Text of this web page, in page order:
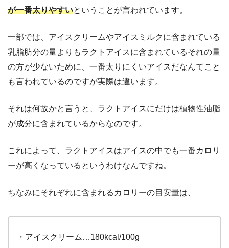
が一番太りやすいということが言われています。
一部では、アイスクリームやアイスミルクに含まれている
乳脂肪分の量よりもラクトアイスに含まれているそれの量
の方が少ないために、一番太りにくいアイスだなんてこと
も言われているのですが実際は違います。
それは何故かと言うと、ラクトアイスにだけは植物性油脂
が成分に含まれているからなのです。
これによって、ラクトアイスはアイスの中でも一番カロリ
ーが高くなっているというわけなんですね。
ちなみにそれぞれに含まれるカロリーの目安量は、
・アイスクリーム…180kcal/100g